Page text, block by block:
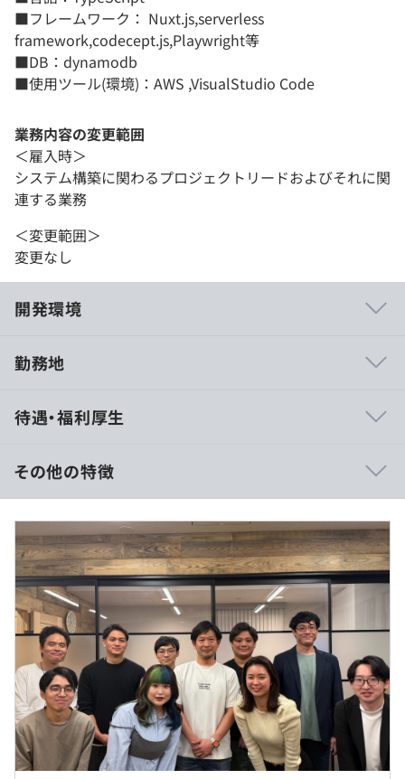
■フレームワーク： Nuxt.js,serverless
framework,codecept.js,Playwright等
■DB：dynamodb
■使用ツール(環境)：AWS ,VisualStudio Code
業務内容の変更範囲
＜雇入時＞
システム構築に関わるプロジェクトリードおよびそれに関
連する業務
＜変更範囲＞
変更なし
開発環境
を保有している
築している
・お客様の要望に合わせて、最新技術を活用していく／調
査して活用している
※直近だと、OpenAI / AOAI / Llamaなど
● Y!mobile Online Shop フロント開発
● Y!mobile Online Shop スマホ向けアプリ開発
● RPAポータルサイト開発
● ナレッジ検索システム開発/FAQシステム開発
● 新型コロナウイルス ワクチン接種予約システム開発
● 新規大規模顧客基盤開発コンサルティング
● オンラインショップ向け基盤開発コンサルティング
● AI活用アプリケーション開発（Azure Open AI API活
勤務地
待遇・福利厚生
600万円〜800万円
月給：500,000 円 ～ 667,000 円 （以下一律手当を含
む）
基本給：432,432 円 ～ 576,864 円
※固定残業手当は月20時間0分該当分 67,568円（年収
600万円の場合）～ 90,136円（年収800万円の場合）を
支給。超過した時間外労働の残業手当は追加支給
※年収は経験・能力に応じて決定
決算賞与：あり
※業績やその活躍度合いに応じて賞与支給
その他の特徴